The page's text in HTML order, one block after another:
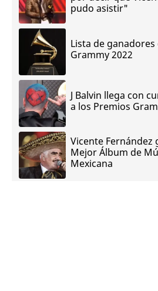
pudo asistir"
Lista de
Grammy 2022
J Balvin llega con
a los Premios
Vicente Fernández
Mejor Álbum de
Mexicana